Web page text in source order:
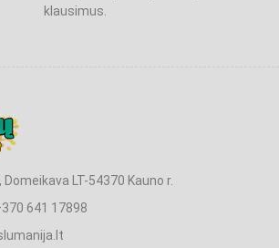
klausimus.
LT-54370 Kauno r.
641 17898